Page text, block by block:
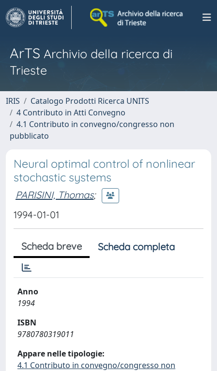
ArTS Archivio della ricerca di
Trieste
IRIS
Catalogo Prodotti Ricerca UNITS
4 Contributo in Atti Convegno
4.1 Contributo in convegno/congresso non
pubblicato
Neural optimal control of nonlinear
stochastic systems
PARISINI, Thomas;
1994-01-01
Scheda breve Scheda completa
Anno
1994
ISBN
9780780319011
Appare nelle tipologie:
4.1 Contributo in convegno/congresso non